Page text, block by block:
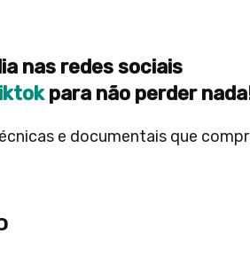
nas redes sociais
para não perder
e documentais que